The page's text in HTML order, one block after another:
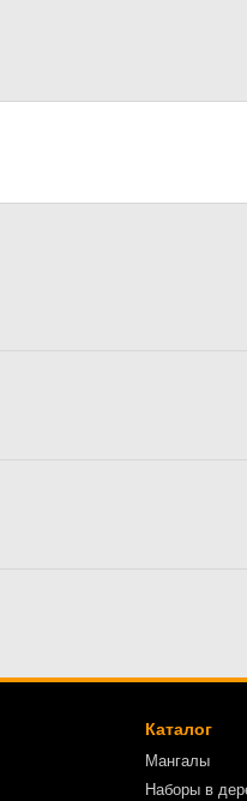
Каталог
Мангалы
Наборы в